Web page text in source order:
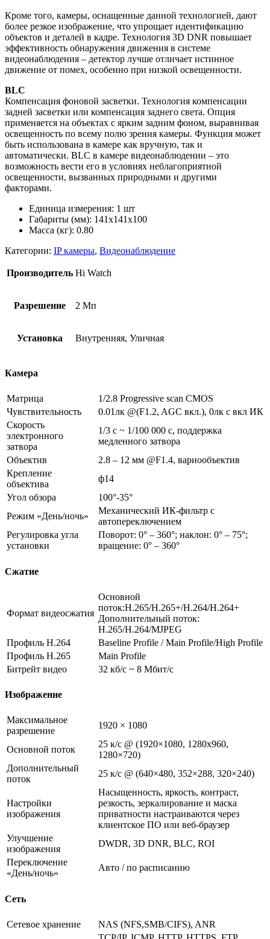
Кроме того, камеры, оснащенные данной технологией, дают
более резкое изображение, что упрощает идентификацию
объектов и деталей в кадре. Технология 3D DNR повышает
эффективность обнаружения движения в системе
видеонаблюдения – детектор лучше отличает истинное
движение от помех, особенно при низкой освещенности.
BLC
Компенсация фоновой засветки. Технология компенсации
задней засветки или компенсация заднего света. Опция
применяется на объектах с ярким задним фоном, выравнивая
освещенность по всему полю зрения камеры. Функция может
быть использована в камере как вручную, так и
автоматически. BLC в камере видеонаблюдении – это
возможность вести его в условиях неблагоприятной
освещенности, вызванных природными и другими
факторами.
Единица измерения: 1 шт
Габариты (мм): 141x141x100
Масса (кг): 0.80
Категории: IP камеры, Видеонаблюдение
Производитель Hi Watch
Разрешение 2 Мп
Установка Внутренняя, Уличная
Камера
Матрица
1/2.8 Progressive scan CMOS
Чувствительность
0.01лк @(F1.2, AGC вкл.), 0лк с вкл ИК
Скорость
электронного
затвора
1/3 с ~ 1/100 000 с, поддержка
медленного затвора
Объектив
2.8 – 12 мм @F1.4, вариообъектив
Крепление
объектива
ф14
Угол обзора
100°-35°
Режим «День/ночь»
Механический ИК-фильтр с
автопереключением
Регулировка угла
установки
Поворот: 0° – 360°; наклон: 0° – 75°;
вращение: 0° – 360°
Сжатие
Формат видеосжатия
Основной
поток:H.265/H.265+/H.264/H.264+
Дополнительный поток:
H.265/H.264/MJPEG
Профиль H.264
Baseline Profile / Main Profile/High Profile
Профиль H.265
Main Profile
Битрейт видео
32 кб/с ~ 8 Мбит/с
Изображение
Максимальное
разрешение
1920 × 1080
Основной поток
25 к/с @ (1920×1080, 1280х960,
1280×720)
Дополнительный
поток
25 к/с @ (640×480, 352×288, 320×240)
Настройки
изображения
Насыщенность, яркость, контраст,
резкость, зеркалирование и маска
приватности настраиваются через
клиентское ПО или веб-браузер
Улучшение
изображения
DWDR, 3D DNR, BLC, ROI
Переключение
«День/ночь»
Авто / по расписанию
Сеть
Сетевое хранение
NAS (NFS,SMB/CIFS), ANR